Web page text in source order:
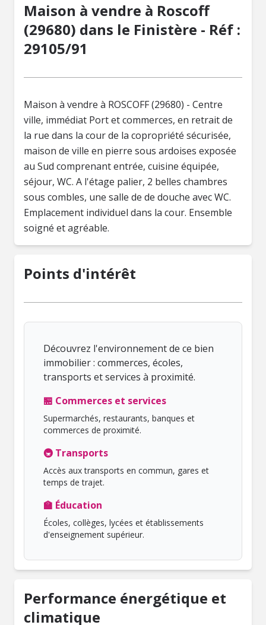
Maison à vendre à Roscoff
(29680) dans le Finistère - Réf :
29105/91
Maison à vendre à ROSCOFF (29680) - Centre
ville, immédiat Port et commerces, en retrait de
la rue dans la cour de la copropriété sécurisée,
maison de ville en pierre sous ardoises exposée
au Sud comprenant entrée, cuisine équipée,
séjour, WC. A l'étage palier, 2 belles chambres
sous combles, une salle de de douche avec WC.
Emplacement individuel dans la cour. Ensemble
soigné et agréable.
Points d'intérêt
Découvrez l'environnement de ce bien
immobilier : commerces, écoles,
transports et services à proximité.
🏪 Commerces et services
Supermarchés, restaurants, banques et
commerces de proximité.
🚇 Transports
Accès aux transports en commun, gares et
temps de trajet.
🏫 Éducation
Écoles, collèges, lycées et établissements
d'enseignement supérieur.
Performance énergétique et
climatique